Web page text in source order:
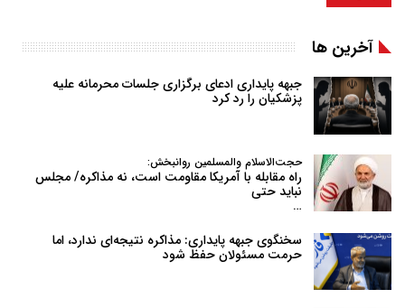
آخرین ها
جبهه پایداری ادعای برگزاری جلسات محرمانه علیه
پزشکیان را رد کرد
حجت‌الاسلام والمسلمین روانبخش:
راه مقابله با آمریکا مقاومت است، نه مذاکره/ مجلس
نباید حتی
…
سخنگوی جبهه پایداری: مذاکره نتیجه‌ای ندارد، اما
حرمت مسئولان حفظ شود